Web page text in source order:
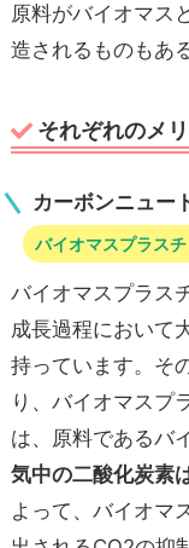
原料がバイオマス
造されるものもあ
それぞれのメ
カーボンニュー
バイオマスプラスチ
バイオマスプラス
成長過程において
持っています。そ
り、バイオマスプ
は、原料であるバ
気中の二酸化炭素
よって、バイオマ